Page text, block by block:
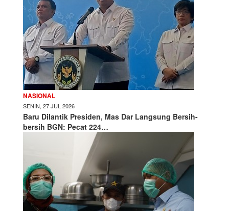
NASIONAL
SENIN, 27 JUL 2026
Baru Dilantik Presiden, Mas Dar Langsung Bersih-
bersih BGN: Pecat 224…